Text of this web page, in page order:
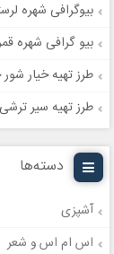
بیوگرافی شهره
بیو گرافی شهره
طرز تهیه خیار
طرز تهیه سیر ترشی 3 نوع سیر ترشی خوشمزه و خوش خوراک
دسته‌ها
آشپزی
اس ام اس و شعر